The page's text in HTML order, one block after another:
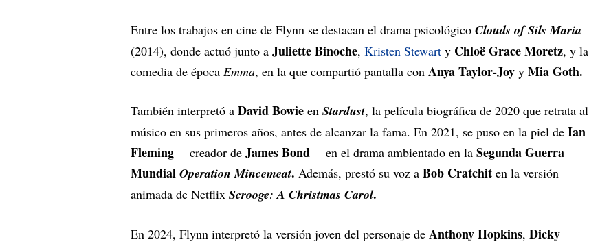
Entre los trabajos en cine de Flynn se destacan el drama psicológico Clouds of Sils Maria
(2014), donde actuó junto a Juliette Binoche, Kristen Stewart y Chloë Grace Moretz, y la
comedia de época Emma, en la que compartió pantalla con Anya Taylor-Joy y Mia Goth.
También interpretó a David Bowie en Stardust, la película biográfica de 2020 que retrata al
músico en sus primeros años, antes de alcanzar la fama. En 2021, se puso en la piel de Ian
Fleming —creador de James Bond— en el drama ambientado en la Segunda Guerra
Mundial Operation Mincemeat. Además, prestó su voz a Bob Cratchit en la versión
animada de Netflix Scrooge:A Christmas Carol.
En 2024, Flynn interpretó la versión joven del personaje de Anthony Hopkins, Dicky